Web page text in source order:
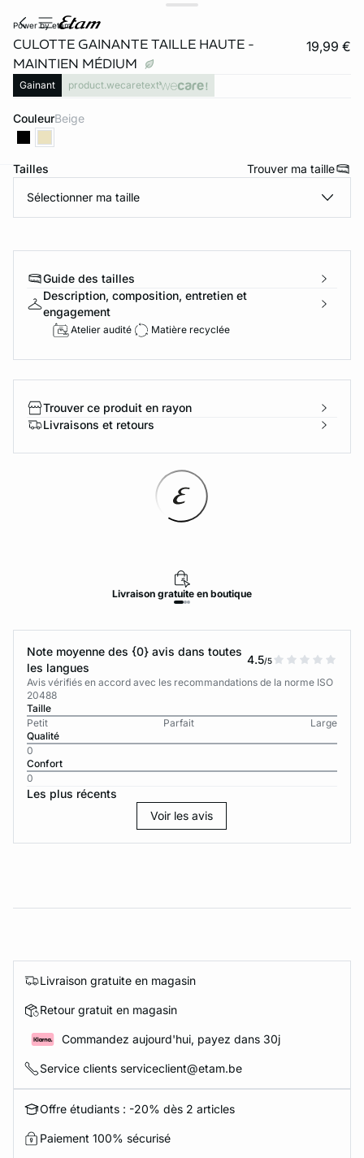
power by etam
CULOTTE GAINANTE TAILLE HAUTE -
MAINTIEN MÉDIUM
19,99 €
Gainant product.wecaretext
Couleur beige
Tailles Trouver ma taille
Sélectionner ma taille
Guide des tailles
Description, composition, entretien et
engagement
Atelier audité Matière recyclée
Trouver ce produit en rayon
Livraisons et retours
Livraison gratuite en boutique
Note moyenne des {0} avis dans toutes
les langues
4.5/5
Avis vérifiés en accord avec les recommandations de la norme ISO
20488
Taille
Petit
Parfait
Large
Qualité
0
Confort
0
Les plus récents
Voir les avis
Livraison gratuite en magasin
Retour gratuit en magasin
Commandez aujourd'hui, payez dans 30j
Service clients serviceclient@etam.be
Offre étudiants : -20% dès 2 articles
Paiement 100% sécurisé